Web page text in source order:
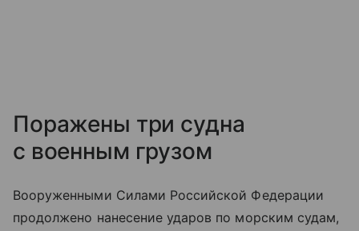
Поражены три судна
с военным грузом
Вооруженными Силами Российской Федерации
продолжено нанесение ударов по морским судам,